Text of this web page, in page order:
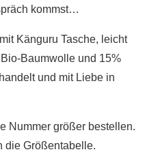
kommst…
Känguru Tasche, leicht
Baumwolle und 15%
und mit Liebe in
Nummer größer bestellen.
die Größentabelle.